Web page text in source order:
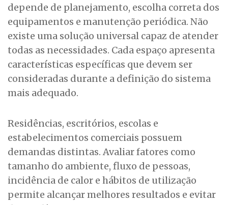
depende de planejamento, escolha correta dos
equipamentos e manutenção periódica. Não
existe uma solução universal capaz de atender
todas as necessidades. Cada espaço apresenta
características específicas que devem ser
consideradas durante a definição do sistema
mais adequado.
Residências, escritórios, escolas e
estabelecimentos comerciais possuem
demandas distintas. Avaliar fatores como
tamanho do ambiente, fluxo de pessoas,
incidência de calor e hábitos de utilização
permite alcançar melhores resultados e evitar